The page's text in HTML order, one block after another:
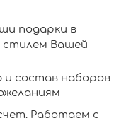
подарки в
Вашей
состав наборов
Работаем с